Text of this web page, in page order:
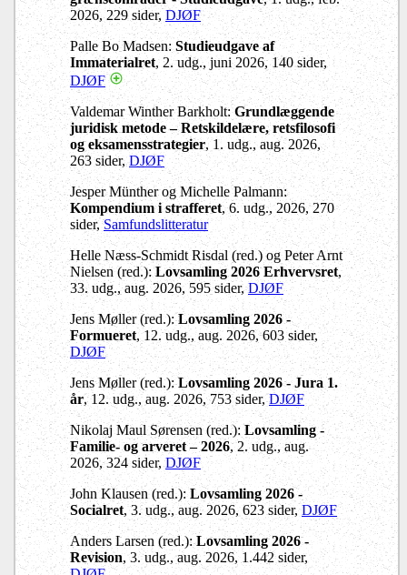
2026, 229 sider, DJØF
Palle Bo Madsen:Studieudgave af
Immaterialret, 2. udg., juni 2026, 140 sider,
DJØF
Valdemar Winther Barkholt: Grundlæggende
juridisk metode – Retskildelære, retsfilosofi
og eksamensstrategier, 1. udg., aug. 2026,
263 sider,DJØF
Jesper Münther og Michelle Palmann:
Kompendium i strafferet, 6. udg., 2026, 270
sider,Samfundslitteratur
Helle Næss-Schmidt Risdal (red.) og Peter Arnt
Nielsen (red.):Lovsamling 2026 Erhvervsret,
33. udg., aug. 2026, 595 sider,DJØF
Jens Møller (red.):Lovsamling 2026 -
Formueret, 12. udg., aug. 2026, 603 sider,
DJØF
Jens Møller (red.):Lovsamling 2026 - Jura 1.
år, 12. udg., aug. 2026, 753 sider,DJØF
Nikolaj Maul Sørensen (red.):Lovsamling -
Familie- og arveret – 2026, 2. udg., aug.
2026, 324 sider,DJØF
John Klausen (red.): Lovsamling 2026 -
Socialret, 3. udg., aug. 2026, 623 sider,DJØF
Anders Larsen (red.):Lovsamling 2026 -
Revision, 3. udg., aug. 2026, 1.442 sider,